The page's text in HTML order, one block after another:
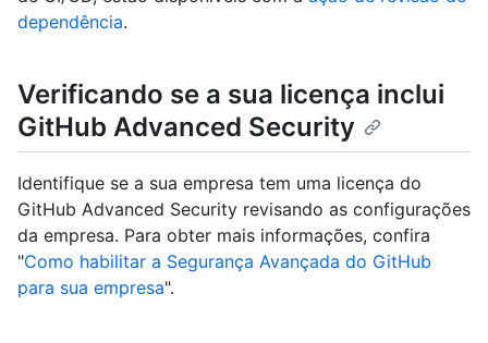
dependência.
Verificando se a sua licença inclui
GitHub Advanced Security
Identifique se a sua empresa tem uma licença do
GitHub Advanced Security revisando as configurações
da empresa. Para obter mais informações, confira
"Como habilitar a Segurança Avançada do GitHub
para sua empresa".